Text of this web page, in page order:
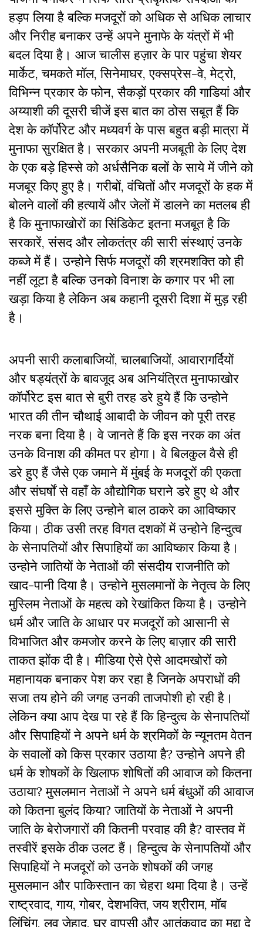
हड़प लिया है बल्कि मजदूरों को अधिक से अधिक लाचार
और निरीह बनाकर उन्हें अपने मुनाफे के यंत्रों में भी
बदल दिया है। आज चालीस हज़ार के पार पहुंचा शेयर
मार्केट, चमकते मॉल, सिनेमाघर, एक्सप्रेस-वे, मेट्रो,
विभिन्न प्रकार के फोन, सैकड़ों प्रकार की गाडियां और
अय्याशी की दूसरी चीजें इस बात का ठोस सबूत हैं कि
देश के कॉर्पोरेट और मध्यवर्ग के पास बहुत बड़ी मात्रा में
मुनाफा सुरक्षित है। सरकार अपनी मजबूती के लिए देश
के एक बड़े हिस्से को अर्धसैनिक बलों के साये में जीने को
मजबूर किए हुए है। गरीबों, वंचितों और मजदूरों के हक में
बोलने वालों की हत्यायें और जेलों में डालने का मतलब ही
है कि मुनाफाखोरों का सिंडिकेट इतना मजबूत है कि
सरकारें, संसद और लोकतंत्र की सारी संस्थाएं उनके
कब्जे में हैं। उन्होने सिर्फ मजदूरों की श्रमशक्ति को ही
नहीं लूटा है बल्कि उनको विनाश के कगार पर भी ला
खड़ा किया है लेकिन अब कहानी दूसरी दिशा में मुड़ रही
है।
अपनी सारी कलाबाजियों, चालबाजियों, आवारागर्दियों
और षड्यंत्रों के बावजूद अब अनियंत्रित मुनाफाखोर
कॉर्पोरेट इस बात से बुरी तरह डरे हुये हैं कि उन्होने
भारत की तीन चौथाई आबादी के जीवन को पूरी तरह
नरक बना दिया है। वे जानते हैं कि इस नरक का अंत
उनके विनाश की कीमत पर होगा। वे बिलकुल वैसे ही
डरे हुए हैं जैसे एक जमाने में मुंबई के मजदूरों की एकता
और संघर्षों से वहाँ के औद्योगिक घराने डरे हुए थे और
इससे मुक्ति के लिए उन्होने बाल ठाकरे का आविष्कार
किया। ठीक उसी तरह विगत दशकों में उन्होने हिन्दुत्व
के सेनापतियों और सिपाहियों का आविष्कार किया है।
उन्होने जातियों के नेताओं की संसदीय राजनीति को
खाद-पानी दिया है। उन्होने मुसलमानों के नेतृत्व के लिए
मुस्लिम नेताओं के महत्व को रेखांकित किया है। उन्होने
धर्म और जाति के आधार पर मजदूरों को आसानी से
विभाजित और कमजोर करने के लिए बाज़ार की सारी
ताकत झोंक दी है। मीडिया ऐसे ऐसे आदमखोरों को
महानायक बनाकर पेश कर रहा है जिनके अपराधों की
सजा तय होने की जगह उनकी ताजपोशी हो रही है।
लेकिन क्या आप देख पा रहे हैं कि हिन्दुत्व के सेनापतियों
और सिपाहियों ने अपने धर्म के श्रमिकों के न्यूनतम वेतन
के सवालों को किस प्रकार उठाया है? उन्होने अपने ही
धर्म के शोषकों के खिलाफ शोषितों की आवाज को कितना
उठाया? मुसलमान नेताओं ने अपने धर्म बंधुओं की आवाज
को कितना बुलंद किया? जातियों के नेताओं ने अपनी
जाति के बेरोजगारों की कितनी परवाह की है? वास्तव में
तस्वीरें इसके ठीक उलट हैं। हिन्दुत्व के सेनापतियों और
सिपाहियों ने मजदूरों को उनके शोषकों की जगह
मुसलमान और पाकिस्तान का चेहरा थमा दिया है। उन्हें
राष्ट्रवाद, गाय, गोबर, देशभक्ति, जय श्रीराम, मॉब
लिंचिंग, लव जेहाद, घर वापसी और आतंकवाद का मुद्दा दे